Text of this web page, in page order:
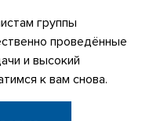
группы
проведённые
и высокий
к вам снова.